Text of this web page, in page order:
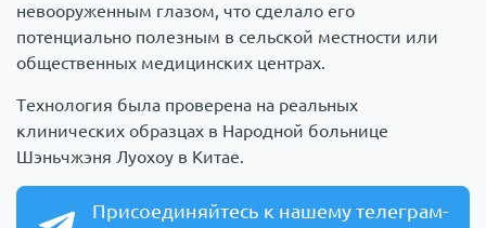
невооруженным глазом, что сделало его
потенциально полезным в сельской местности или
общественных медицинских центрах.
Технология была проверена на реальных
клинических образцах в Народной больнице
Шэньчжэня Луохоу в Китае.
Присоединяйтесь к нашему телеграм-